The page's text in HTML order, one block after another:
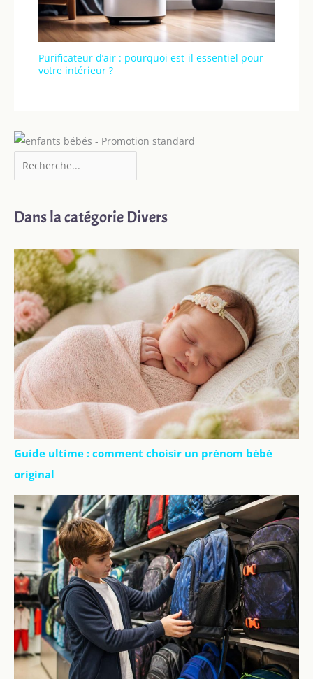
Purificateur d’air : pourquoi est-il essentiel pour
votre intérieur ?
Dans la catégorie Divers
Guide ultime : comment choisir un prénom bébé
original